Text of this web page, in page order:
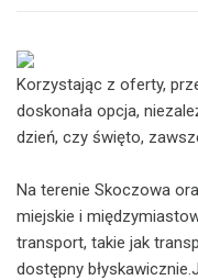
Korzystając z oferty,
doskonała opcja,
dzień, czy święto,
Na terenie Skoczowa
miejskie i
transport, takie jak
dostępny